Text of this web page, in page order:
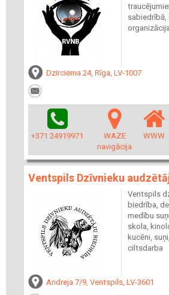
sabiedrībā,
Dzirciema 24, Rīga, LV-1007
+371 24919971
WAZE
navigācija
WWW
Ventspils Dzīvnieku
Ventspils
biedrība,
medību
skola,
kucēni,
ciltsdarba
Andreja 7/9, Ventspils, LV-3601